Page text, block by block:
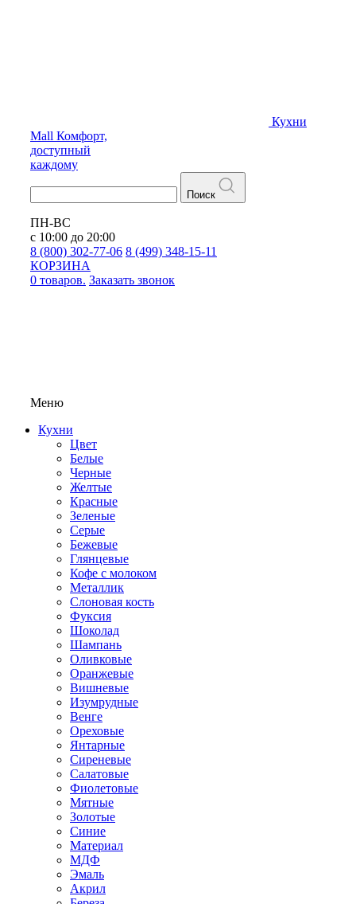
Кухни
Mall Комфорт,
доступный
каждому
Поиск
ПН-ВС
с 10:00 до 20:00
8 (800) 302-77-06 8 (499) 348-15-11
КОРЗИНА
0 товаров. Заказать звонок
Меню
Кухни
Цвет
Белые
Черные
Желтые
Красные
Зеленые
Серые
Бежевые
Глянцевые
Кофе с молоком
Металлик
Слоновая кость
Фуксия
Шоколад
Шампань
Оливковые
Оранжевые
Вишневые
Изумрудные
Венге
Ореховые
Янтарные
Сиреневые
Салатовые
Фиолетовые
Мятные
Золотые
Синие
Материал
МДФ
Эмаль
Акрил